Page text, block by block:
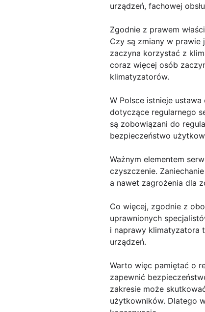
urządzeń, fachowej
Zgodnie z prawem
Czy są zmiany w prawie
zaczyna korzystać z
coraz więcej osób
klimatyzatorów.
W Polsce istnieje
dotyczące regularnego
są zobowiązani do
bezpieczeństwo
Ważnym elementem
czyszczenie.
a nawet zagrożenia dla
Co więcej, zgodnie z
uprawnionych
i naprawy klimatyzatora
urządzeń.
Warto więc pamiętać o
zapewnić
zakresie może
użytkowników. Dlatego